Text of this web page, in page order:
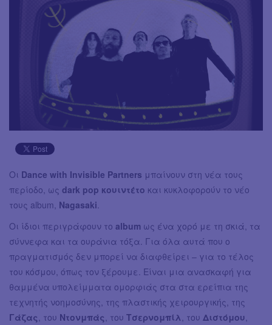
Oι Dance with Invisible Partners μπαίνουν στη νέα τους
περίοδο, ως dark pop κουιντέτο και κυκλοφορούν το νέο
τους album, Nagasaki
Οι ίδιοι περιγράφουν το album ως ένα χορό με τη σκιά, τα
σύννεφα και τα ουράνια τόξα. Για όλα αυτά που ο
πραγματισμός δεν μπορεί να διαφθείρει – για το τέλος
του κόσμου, όπως τον ξέρουμε. Είναι μια ανασκαφή για
θαμμένα υπολείμματα ομορφιάς στα στα ερείπια της
τεχνητής νοημοσύνης, της πλαστικής χειρουργικής, της
Γάζας , του Ντονμπάς , του Τσερνομπίλ , του Διστόμου